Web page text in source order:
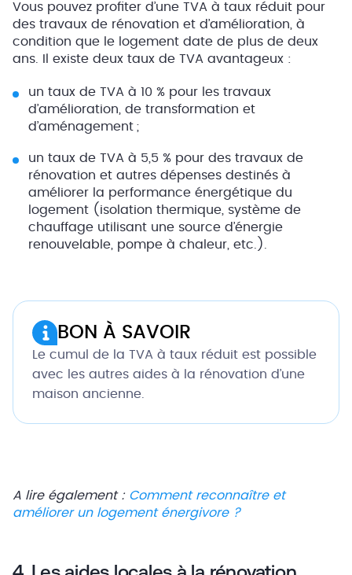
Vous pouvez profiter d’une TVA à taux réduit pour
des travaux de rénovation et d’amélioration, à
condition que le logement date de plus de deux
ans. Il existe deux taux de TVA avantageux :
un taux de TVA à 10 % pour les travaux
d’amélioration, de transformation et
d’aménagement ;
un taux de TVA à 5,5 % pour des travaux de
rénovation et autres dépenses destinés à
améliorer la performance énergétique du
logement (isolation thermique, système de
chauffage utilisant une source d’énergie
renouvelable, pompe à chaleur, etc.).
BON À SAVOIR
Le cumul de la TVA à taux réduit est possible
avec les autres aides à la rénovation d’une
maison ancienne.
A lire également : Comment reconnaître et
améliorer un logement énergivore ?